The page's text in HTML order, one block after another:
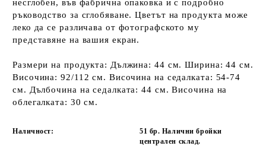
несглобен, във фабрична опаковка и с подробно
ръководство за сглобяване. Цветът на продукта може
леко да се различава от фотографското му
представяне на вашия екран.
Размери на продукта: Дължина: 44 см. Ширина: 44 см.
Височина: 92/112 см. Височина на седалката: 54-74
см. Дълбочина на седалката: 44 см. Височина на
облегалката: 30 см.
Наличност:
51 бр. Налични бройки
централен склад.